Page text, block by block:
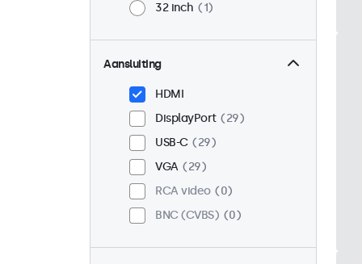
32 inch
1
Aansluiting
HDMI
DisplayPort
29
USB-C
29
VGA
29
RCA video
0
BNC (CVBS)
0